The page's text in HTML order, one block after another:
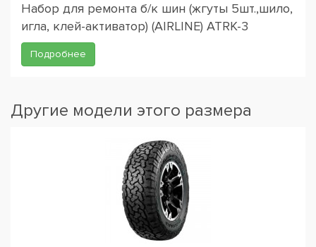
Набор для ремонта б/к шин (жгуты 5шт.,шило,
игла, клей-активатор) (AIRLINE) ATRK-3
Подробнее
Другие модели этого размера